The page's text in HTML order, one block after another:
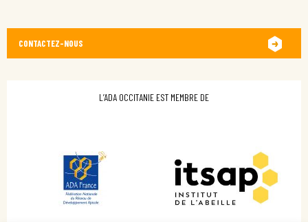
CONTACTEZ-NOUS
L’ADA OCCITANIE EST MEMBRE DE